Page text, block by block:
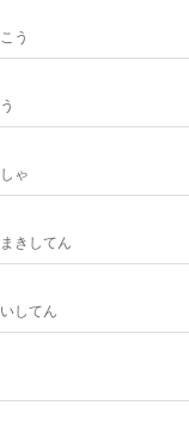
う
ゃ
きしてん
してん